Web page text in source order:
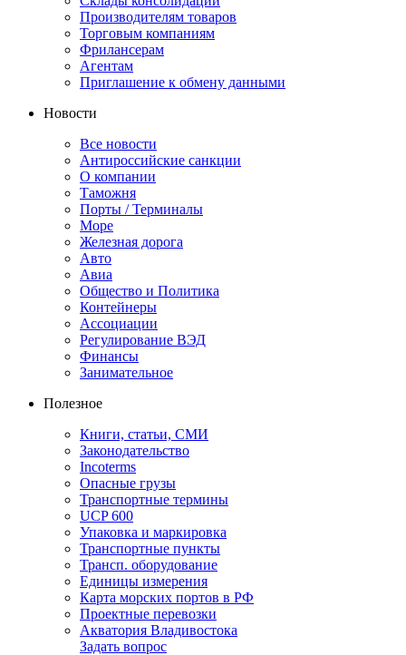
Производителям товаров
Торговым компаниям
Фрилансерам
Агентам
Приглашение к обмену данными
Новости
Все новости
Антироссийские санкции
О компании
Таможня
Порты / Терминалы
Море
Железная дорога
Авто
Авиа
Общество и Политика
Контейнеры
Ассоциации
Регулирование ВЭД
Финансы
Занимательное
Полезное
Книги, статьи, СМИ
Законодательство
Incoterms
Опасные грузы
Транспортные термины
UCP 600
Упаковка и маркировка
Транспортные пункты
Трансп. оборудование
Единицы измерения
Карта морских портов в РФ
Проектные перевозки
Акватория Владивостока
Задать вопрос